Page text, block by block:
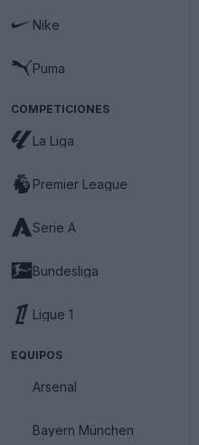
Nike
Puma
COMPETICIONES
La Liga
Premier League
Serie A
Bundesliga
Ligue 1
EQUIPOS
Arsenal
Bayern München